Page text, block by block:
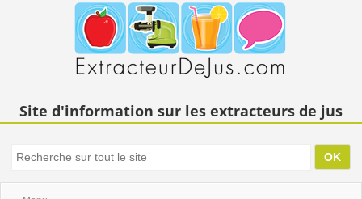
Site d'information sur les extracteurs de jus